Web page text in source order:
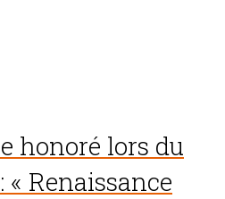
honoré lors du
Renaissance